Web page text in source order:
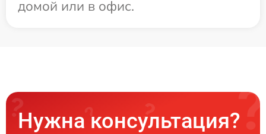
домой или в офис.
Нужна консультация?